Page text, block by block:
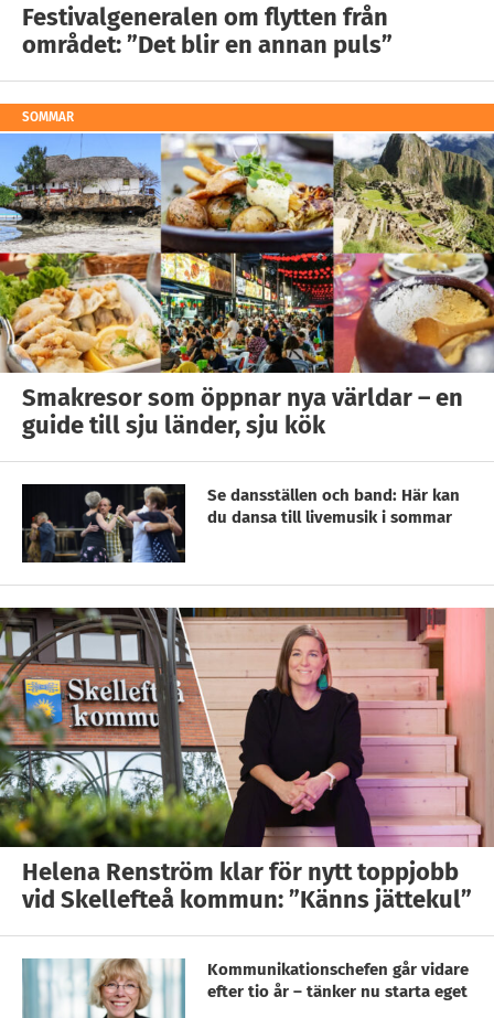
Festivalgeneralen om flytten från
området: ”Det blir en annan puls”
SOMMAR
Smakresor som öppnar nya världar – en
guide till sju länder, sju kök
Se dansställen och band: Här kan
du dansa till livemusik i sommar
Helena Renström klar för nytt toppjobb
vid Skellefteå kommun: ”Känns jättekul”
Kommunikationschefen går vidare
efter tio år – tänker nu starta eget